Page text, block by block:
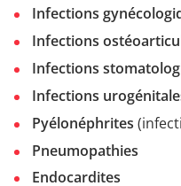
Infections
Infections
Infections
Infections
Pyélonéphrites
Pneumopathies
Endocardites